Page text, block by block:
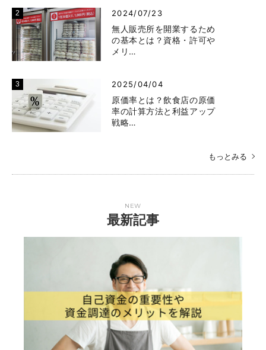
2024/07/23
無人販売所を開業するため
の基本とは？資格・許可や
メリ…
2025/04/04
原価率とは？飲食店の原価
率の計算方法と利益アップ
戦略…
もっとみる
NEW
最新記事